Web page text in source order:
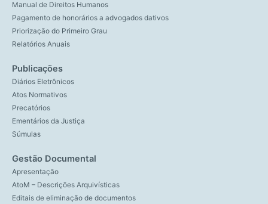
Manual de Direitos Humanos
Pagamento de honorários a advogados dativos
Priorização do Primeiro Grau
Relatórios Anuais
Publicações
Diários Eletrônicos
Atos Normativos
Precatórios
Ementários da Justiça
Súmulas
Gestão Documental
Apresentação
AtoM – Descrições Arquivísticas
Editais de eliminação de documentos